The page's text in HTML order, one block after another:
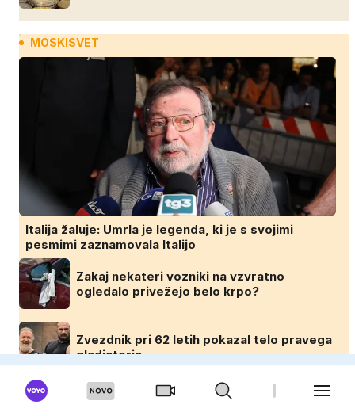
MOSKISVET
Italija žaluje: Umrla je legenda, ki je s svojimi
pesmimi zaznamovala Italijo
Zakaj nekateri vozniki na vzvratno
ogledalo privežejo belo krpo?
Zvezdnik pri 62 letih pokazal telo pravega
gladiatorja
Skoraj nevidna v vodi, smrtonosna ob